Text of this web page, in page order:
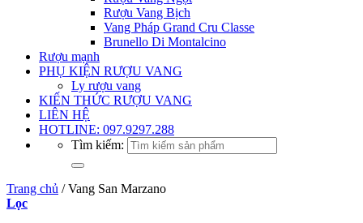
Rượu Vang Bịch
Vang Pháp Grand Cru Classe
Brunello Di Montalcino
Rượu mạnh
PHỤ KIỆN RƯỢU VANG
Ly rượu vang
KIẾN THỨC RƯỢU VANG
LIÊN HỆ
HOTLINE: 097.9297.288
Tìm kiếm:
Trang chủ /Vang San Marzano
Lọc